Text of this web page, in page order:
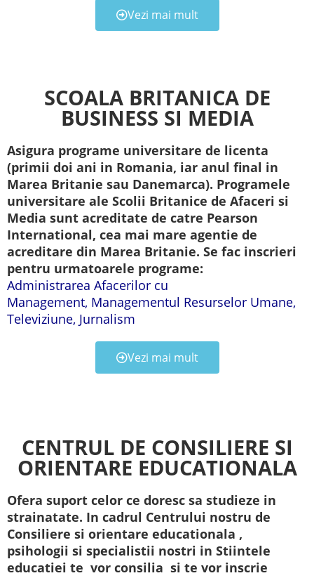
Vezi mai mult
SCOALA BRITANICA DE
BUSINESS SI MEDIA
Asigura programe universitare de licenta
(primii doi ani in Romania, iar anul final in
Marea Britanie sau Danemarca). Programele
universitare ale Scolii Britanice de Afaceri si
Media sunt acreditate de catre Pearson
International, cea mai mare agentie de
acreditare din Marea Britanie. Se fac inscrieri
pentru urmatoarele programe:
Administrarea Afacerilor cu
Management, Managementul Resurselor Umane,
Televiziune, Jurnalism
Vezi mai mult
CENTRUL DE CONSILIERE SI
ORIENTARE EDUCATIONALA
Ofera suport celor ce doresc sa studieze in
strainatate. In cadrul Centrului nostru de
Consiliere si orientare educationala ,
psihologii si specialistii nostri in Stiintele
educatiei te vor consilia si te vor inscrie